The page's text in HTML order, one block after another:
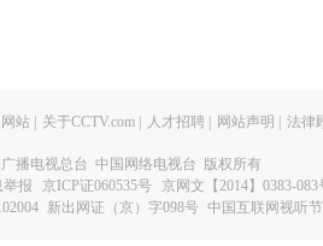
站 关于CCTV.com 人才招聘 网站声明 法律
播电视总台 中国网络电视台 版权所有
报
京ICP证060535号
京网文【2014】0383-083
新出网证（京）字098号 中国互联网视听